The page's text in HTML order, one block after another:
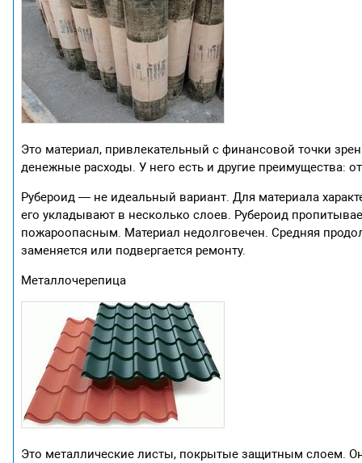
Это материал, привлекательный с финансовой точки
денежные расходы. У него есть и другие преимущества:
Рубероид — не идеальный вариант. Для материала
его укладывают в несколько слоев. Рубероид
пожароопасным. Материал недолговечен. Средняя
заменяется или подвергается ремонту.
Металлочерепица
Это металлические листы, покрытые защитным слоем.